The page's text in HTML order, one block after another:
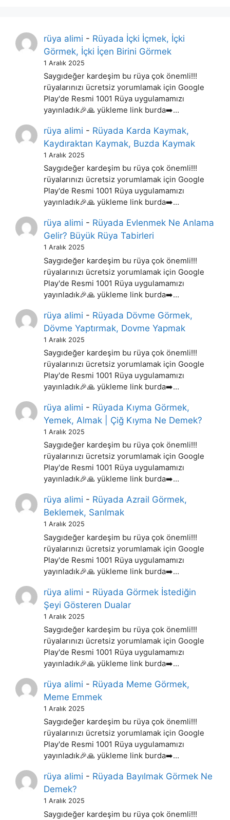
rüya alimi - Rüyada İçki İçmek, İçki
Görmek, İçki İçen Birini Görmek
1 Aralık 2025
Saygıdeğer kardeşim bu rüya çok önemli!!!
rüyalarınızı ücretsiz yorumlamak için Google
Play'de Resmi 1001 Rüya uygulamamızı
yayınladık🎉🙏 yükleme link burda➡️…
rüya alimi - Rüyada Karda Kaymak,
Kaydıraktan Kaymak, Buzda Kaymak
1 Aralık 2025
Saygıdeğer kardeşim bu rüya çok önemli!!!
rüyalarınızı ücretsiz yorumlamak için Google
Play'de Resmi 1001 Rüya uygulamamızı
yayınladık🎉🙏 yükleme link burda➡️…
rüya alimi - Rüyada Evlenmek Ne Anlama
Gelir? Büyük Rüya Tabirleri
1 Aralık 2025
Saygıdeğer kardeşim bu rüya çok önemli!!!
rüyalarınızı ücretsiz yorumlamak için Google
Play'de Resmi 1001 Rüya uygulamamızı
yayınladık🎉🙏 yükleme link burda➡️…
rüya alimi - Rüyada Dövme Görmek,
Dövme Yaptırmak, Dovme Yapmak
1 Aralık 2025
Saygıdeğer kardeşim bu rüya çok önemli!!!
rüyalarınızı ücretsiz yorumlamak için Google
Play'de Resmi 1001 Rüya uygulamamızı
yayınladık🎉🙏 yükleme link burda➡️…
rüya alimi - Rüyada Kıyma Görmek,
Yemek, Almak | Çiğ Kıyma Ne Demek?
1 Aralık 2025
Saygıdeğer kardeşim bu rüya çok önemli!!!
rüyalarınızı ücretsiz yorumlamak için Google
Play'de Resmi 1001 Rüya uygulamamızı
yayınladık🎉🙏 yükleme link burda➡️…
rüya alimi - Rüyada Azrail Görmek,
Beklemek, Sarılmak
1 Aralık 2025
Saygıdeğer kardeşim bu rüya çok önemli!!!
rüyalarınızı ücretsiz yorumlamak için Google
Play'de Resmi 1001 Rüya uygulamamızı
yayınladık🎉🙏 yükleme link burda➡️…
rüya alimi - Rüyada Görmek İstediğin
Şeyi Gösteren Dualar
1 Aralık 2025
Saygıdeğer kardeşim bu rüya çok önemli!!!
rüyalarınızı ücretsiz yorumlamak için Google
Play'de Resmi 1001 Rüya uygulamamızı
yayınladık🎉🙏 yükleme link burda➡️…
rüya alimi - Rüyada Meme Görmek,
Meme Emmek
1 Aralık 2025
Saygıdeğer kardeşim bu rüya çok önemli!!!
rüyalarınızı ücretsiz yorumlamak için Google
Play'de Resmi 1001 Rüya uygulamamızı
yayınladık🎉🙏 yükleme link burda➡️…
rüya alimi - Rüyada Bayılmak Görmek Ne
Demek?
1 Aralık 2025
Saygıdeğer kardeşim bu rüya çok önemli!!!